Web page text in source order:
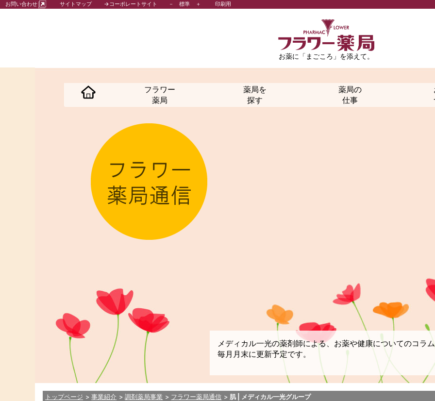
お薬に「まごころ」を添えて。
フラワー
薬局
薬局を
探す
薬局の
仕事
－ 標準 ＋ 印刷用
お問い合わせ サイトマップ →コーポレートサイト
メディカル一光の薬剤師による、お薬や健康についてのコラ
毎月月末に更新予定です。
トップページ 事業紹介 調剤薬局事業 フラワー薬局通信 肌 | メディカル一光グループ